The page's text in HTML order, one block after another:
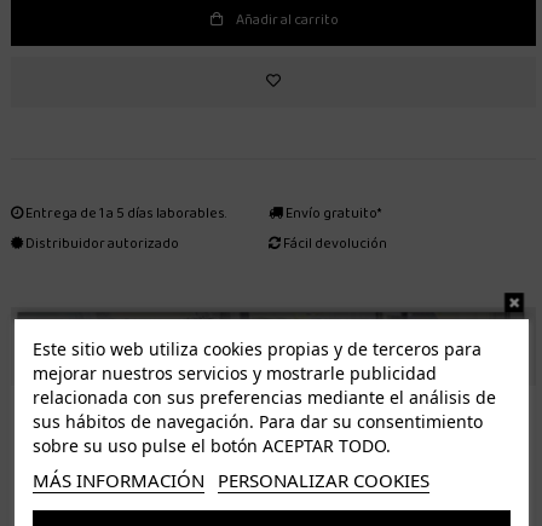
Añadir al carrito
Entrega de 1 a 5 días laborables.
Distribuidor autorizado
Envío gratuito*
Fácil devolución
ENVÍO GRATUITO *
ISLAS CANARIAS
Tenerife 3.50€. Gratis a partir de 50€
Resto de islas 5€. Gratis a partir de 50€
Este sitio web utiliza cookies propias y de terceros para
mejorar nuestros servicios y mostrarle publicidad
relacionada con sus preferencias mediante el análisis de
sus hábitos de navegación. Para dar su consentimiento
sobre su uso pulse el botón ACEPTAR TODO.
MÁS INFORMACIÓN PERSONALIZAR COOKIES